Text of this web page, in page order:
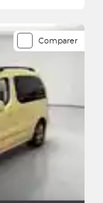
Comparer